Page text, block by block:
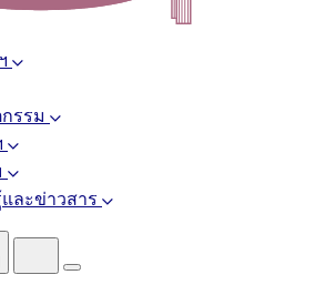
รรม
ละข่าวสาร